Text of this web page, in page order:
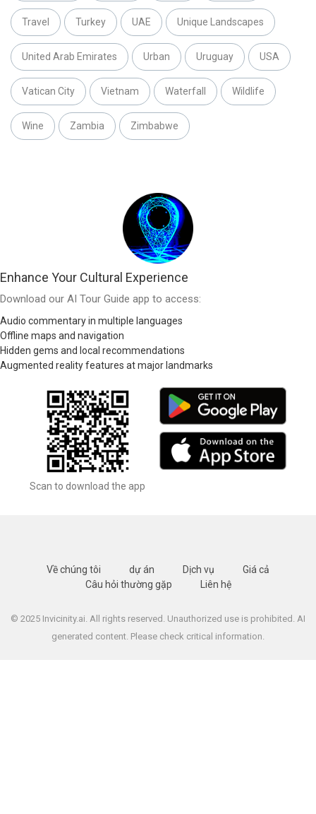
Travel Turkey UAE Unique Landscapes
United Arab Emirates Urban Uruguay USA
Vatican City Vietnam Waterfall Wildlife
Wine Zambia Zimbabwe
Enhance Your Cultural Experience
Download our AI Tour Guide app to access:
Audio commentary in multiple languages
Offline maps and navigation
Hidden gems and local recommendations
Augmented reality features at major landmarks
Scan to download the app
Về chúng tôi dự án Dịch vụ
Giá cả
Câu hỏi thường gặp
Liên hệ
© 2025 Invicinity.ai. All rights reserved. Unauthorized use is prohibited. AI
generated content. Please check critical information.